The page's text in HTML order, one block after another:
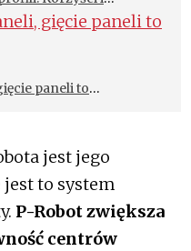
paneli to
jest jego
to system
P-Robot zwiększa
centrów